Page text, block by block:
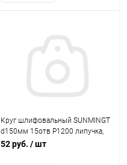
Круг шлифовальный SUNMINGT
d150мм 15отв Р1200 липучка,
зелёный (корея)
52 руб. / шт